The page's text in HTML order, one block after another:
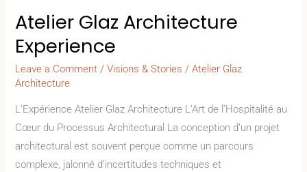
Atelier Glaz Architecture
Experience
Leave a Comment /Visions & Stories /Atelier Glaz
Architecture
L’Expérience Atelier Glaz Architecture L’Art de l’Hospitalité au
Cœur du Processus Architectural La conception d’un projet
architectural est souvent perçue comme un parcours
complexe, jalonné d’incertitudes techniques et